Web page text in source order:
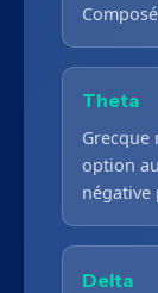
Theta
Grecque
option
Delta